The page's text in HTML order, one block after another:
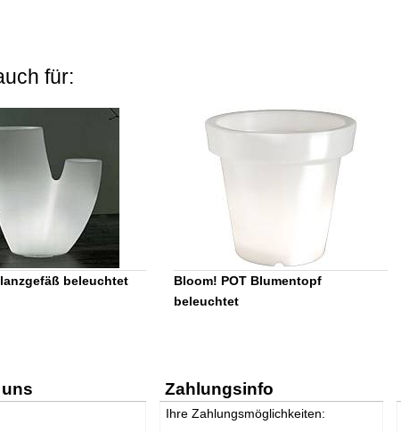
für:
beleuchtet
Bloom! POT Blumentopf
beleuchtet
Zahlungsinfo
Ihre Zahlungsmöglichkeiten: